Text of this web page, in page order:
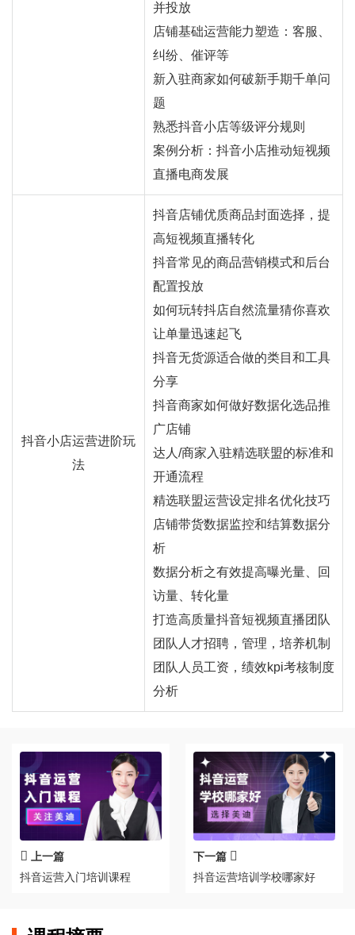
并投放
店铺基础运营能力塑造：客服、
纠纷、催评等
新入驻商家如何破新手期千单问
题
熟悉抖音小店等级评分规则
案例分析：抖音小店推动短视频
直播电商发展
抖音小店运营进阶玩
法
抖音店铺优质商品封面选择，提
高短视频直播转化
抖音常见的商品营销模式和后台
配置投放
如何玩转抖店自然流量猜你喜欢
让单量迅速起飞
抖音无货源适合做的类目和工具
分享
抖音商家如何做好数据化选品推
广店铺
达人/商家入驻精选联盟的标准和
开通流程
精选联盟运营设定排名优化技巧
店铺带货数据监控和结算数据分
析
数据分析之有效提高曝光量、回
访量、转化量
打造高质量抖音短视频直播团队
团队人才招聘，管理，培养机制
团队人员工资，绩效kpi考核制度
分析
上一篇
抖音运营入门培训课程
下一篇
抖音运营培训学校哪家好